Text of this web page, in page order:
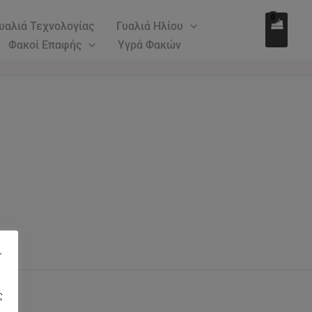
Τεχνολογίας
Γυαλιά Ηλίου
Φακοί Επαφής
Υγρά Φακών